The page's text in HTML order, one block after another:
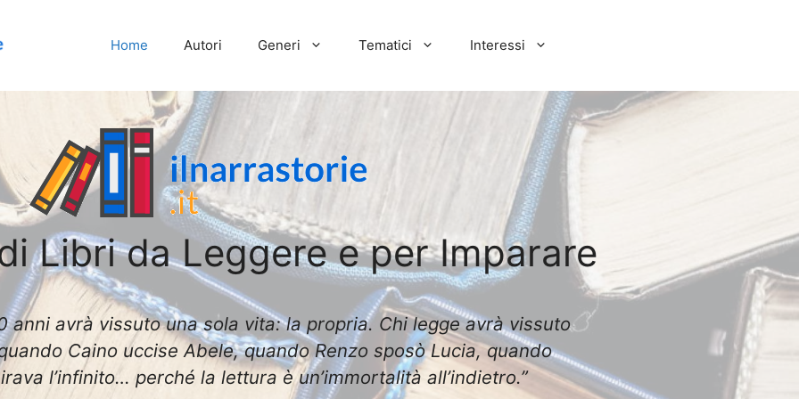
Home Autori Generi Tematici Interessi
Libri da Leggere e per Imparare
anni avrà vissuto una sola vita: la propria. Chi legge avrà vissuto
Caino uccise Abele, quando Renzo sposò Lucia, quando
l’infinito… perché la lettura è un’immortalità all’indietro.”